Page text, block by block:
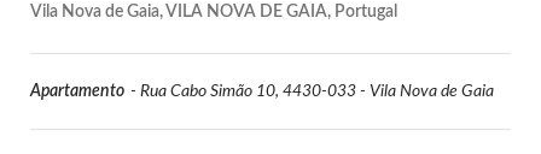
Vila Nova de Gaia, VILA NOVA DE GAIA, Portugal
Apartamento - Rua Cabo Simão 10, 4430-033 - Vila Nova de Gaia